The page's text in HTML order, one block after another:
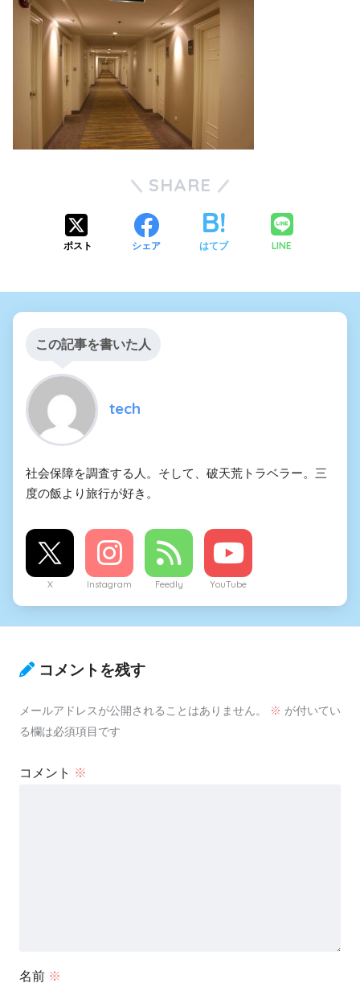
SHARE
ポスト シェア はてブ LINE
この記事を書いた人
tech
社会保障を調査する人。そして、破天荒トラベラー。三
度の飯より旅行が好き。
X Instagram Feedly YouTube
コメントを残す
メールアドレスが公開されることはありません。 ※ が付いてい
る欄は必須項目です
コメント ※
名前 ※